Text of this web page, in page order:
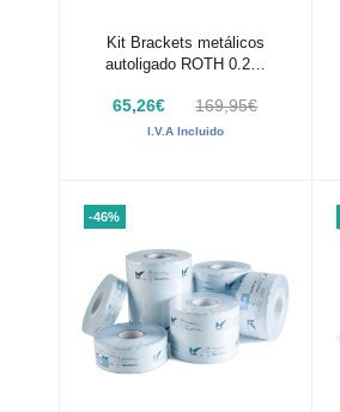
Añadir al carrito
Kit Brackets metálicos
autoligado ROTH 0.22"
65,26€ 169,95€
I.V.A Incluido
-46%